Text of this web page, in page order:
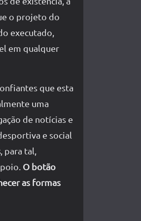
o projeto do
executado,
em qualquer
que esta
uma
de notícias e
e social
, para tal,
O botão
as formas